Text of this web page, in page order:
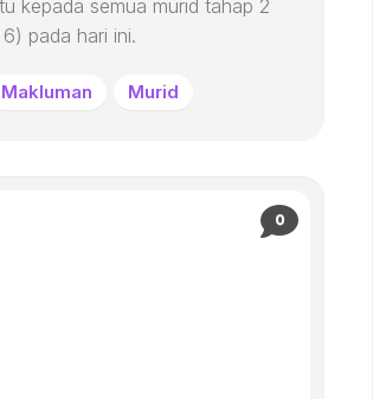
kepada semua murid tahap 2
pada hari ini.
Makluman Murid
0